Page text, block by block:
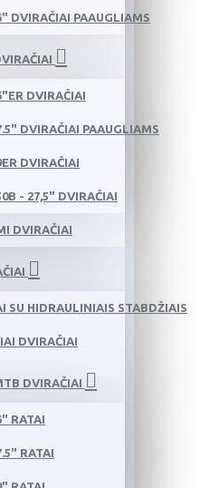
DVIRAČIAI PAAUGLIAMS
DVIRAČIAI
DVIRAČIAI PAAUGLIAMS
DVIRAČIAI
- 27,5" DVIRAČIAI
DVIRAČIAI
SU HIDRAULINIAIS STABDŽIAIS
DVIRAČIAI
DVIRAČIAI
RATAI
RATAI